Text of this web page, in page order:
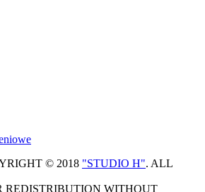
© 2018 "STUDIO H". ALL
REDISTRIBUTION WITHOUT